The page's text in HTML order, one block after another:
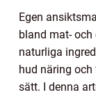
Egen
bland mat- och
naturliga
hud näring
sätt. I denna